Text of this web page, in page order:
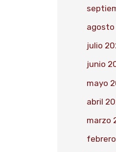
julio
junio
mayo
abril
marzo